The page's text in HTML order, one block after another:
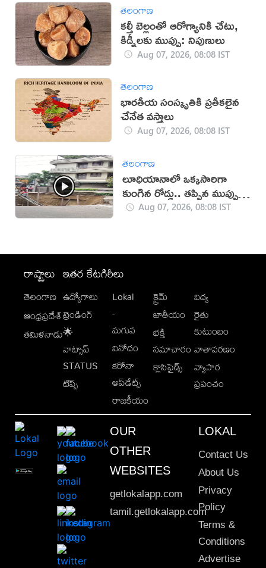
తెలంగాణ
కల్తీ బెల్లంతో ఆరోగ్యానికి చేటు,
కిడ్నీలకు ముప్పు: నిపుణులు
Aug 07, 2026, 08:08 IST
తెలంగాణ
భారతీయ సంస్కృతికి ప్రతీకలైన
చేనేత వస్త్రాలు
Aug 07, 2026, 08:08 IST
తెలంగాణ
లూధియానాలో ఒక్కసారిగా
కుంగిన రోడ్డు.. తప్పిన ముప్పు
(వీడియో)
Aug 07, 2026, 08:08 IST
రాష్ట్రాలు
తెలంగాణ
ఆంధ్రప్రదేశ్
తమిళనాడు
ఇతర కేటగిరీలు
ఉద్యోగాలు
ట్రెండింగ్
🌟
వాట్సాప్
STATUS
టిప్స్
Lokal
-
మగువ
వినోదం
కరోనా
అప్‌డేట్స్
రాజకీయం
క్రైమ్
జాతీయం
భక్తి
సమాచారం
క్లాసిఫైడ్స్
విద్య
రైతు
కుటుంబం
వాతావరణం
వ్యాపార
ప్రపంచం
OUR
OTHER
WEBSITES
getlokalapp.com
tamil.getlokalapp.com
LOKAL
Contact Us
About Us
Privacy
Policy
Terms &
Conditions
Advertise